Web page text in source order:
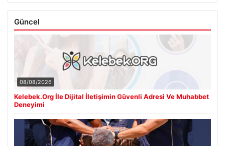
Güncel
08/08/2026
Kelebek.Org İle Dijital İletişimin Güvenli Adresi Ve Muhabbet
Deneyimi